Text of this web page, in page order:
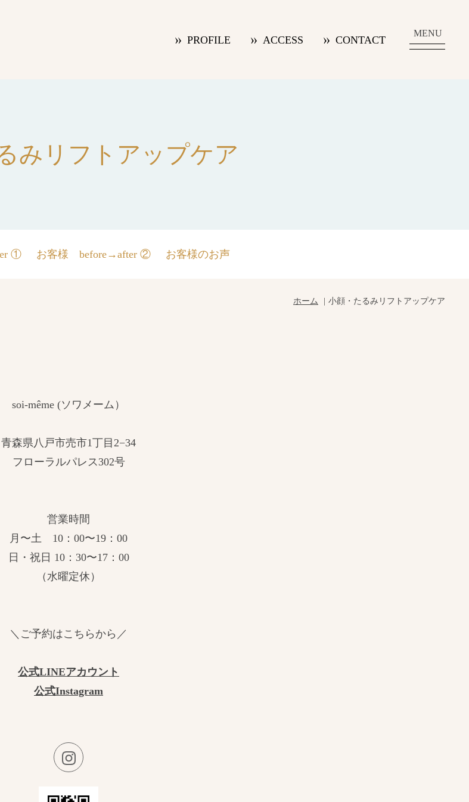
PROFILE ACCESS CONTACT
MENU
みリフトアップケア
① お客様 before→after ② お客様のお声
ホーム 小顔・たるみリフトアップケア
soi-même (ソワメーム）
青森県八戸市売市1丁目2−34
フローラルパレス302号
営業時間
月〜土 10：00〜19：00
日・祝日 10：30〜17：00
（水曜定休）
＼ご予約はこちらから／
公式LINEアカウント
公式Instagram